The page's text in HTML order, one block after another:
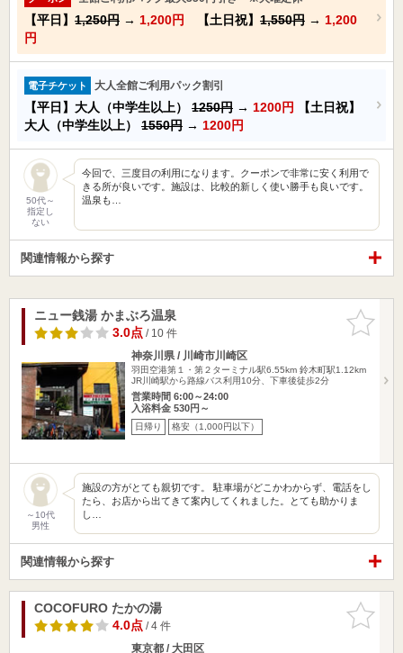
【平日】 1,250円 → 1,200円 【土日祝】 1,550円 → 1,200
円
電子チケット 大人全館ご利用パック割引
【平日】大人（中学生以上） 1250円 → 1200円
【土日祝】
大人（中学生以上） 1550円 → 1200円
50代～
指定し
ない
今回で、三度目の利用になります。クーポンで非常に安く利用で
きる所が良いです。施設は、比較的新しく使い勝手も良いです。
温泉も…
関連情報から探す
お気に入
りに追加
ニュー銭湯 かまぶろ温泉
3.0点/ 10 件
神奈川県 / 川崎市川崎区
羽田空港第１・第２ターミナル駅6.55km 鈴木町駅1.12km
JR川崎駅から路線バス利用10分、下車後徒歩2分
営業時間 6:00～24:00
入浴料金 530円～
日帰り 格安（1,000円以下）
～10代
男性
施設の方がとても親切です。 駐車場がどこかわからず、電話をし
たら、お店から出てきて案内してくれました。とても助かりま
し…
関連情報から探す
お気に入
りに追加
COCOFURO たかの湯
4.0点/ 4 件
東京都 / 大田区